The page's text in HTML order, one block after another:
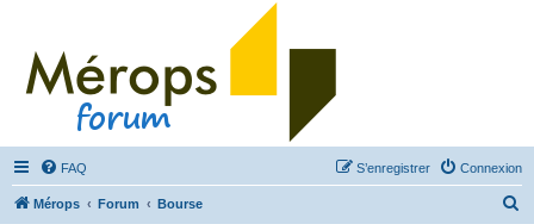
FAQ Connexion
S’enregistrer
Mérops Forum Bourse